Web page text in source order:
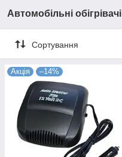
Автомобільні обігрівачі
Сортування
Акція –14%